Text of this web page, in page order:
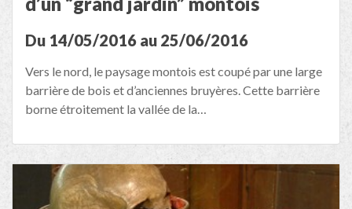
Du 14/05/2016 au 25/06/2016
Vers le nord, le paysage montois est coupé par une large
barrière de bois et d’anciennes bruyères. Cette barrière
borne étroitement la vallée de la…